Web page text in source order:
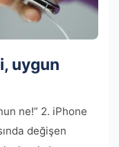
uygun
ne!” 2. iPhone
değişen